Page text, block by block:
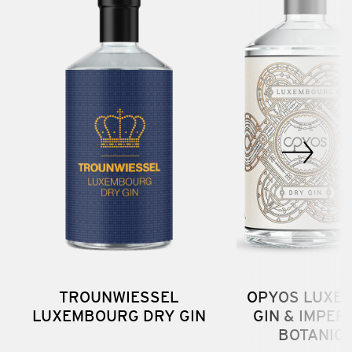
TROUNWIESSEL
LUXEMBOURG DRY GIN
OPYOS
GIN &